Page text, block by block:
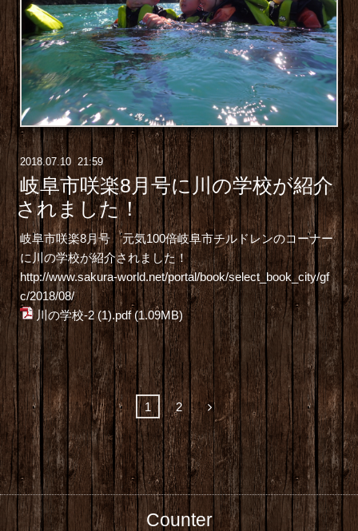
2018. 07.10 21:59
岐阜市咲楽8月号に川の学校が紹介
されました！
岐阜市咲楽8月号 元気100倍岐阜市チルドレンのコーナー
に川の学校が紹介されました！
http://www.sakura-world.net/portal/book/select_book_city/gf
c/2018/08/
川の学校-2 (1).pdf (1.09MB)
1 2
Counter